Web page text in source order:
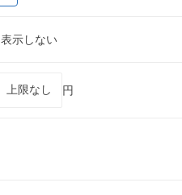
表示しない
円